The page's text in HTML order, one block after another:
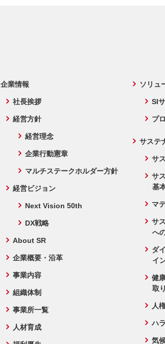
企業情報
社長挨拶
経営方針
経営理念
企業行動憲章
マルチステークホルダー方針
経営ビジョン
Next Vision 50th
DX戦略
About SR
企業概要・沿革
事業内容
組織体制
事業所一覧
人材育成
ソリュ
SI
プ
サステ
サ
サ
基
マ
サ
へ
ダ
イ
健
取
人
ハ
気